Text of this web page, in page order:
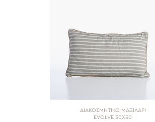
ΔΙΑΚΟΣΜΗΤΙΚΟ ΜΑΞΙΛΑΡΙ
EVOLVE 30X50